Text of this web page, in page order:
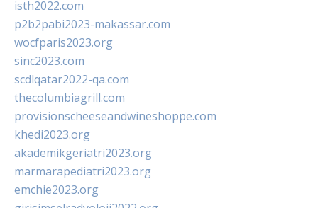
isth2022.com
p2b2pabi2023-makassar.com
wocfparis2023.org
sinc2023.com
scdlqatar2022-qa.com
thecolumbiagrill.com
provisionscheeseandwineshoppe.com
khedi2023.org
akademikgeriatri2023.org
marmarapediatri2023.org
emchie2023.org